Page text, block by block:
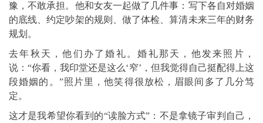
豫，不敢承担。他和女友一起做了几件事：写下各自对婚姻
的底线、约定吵架的规则、做了体检、算清未来三年的财务
规划。
去年秋天，他们办了婚礼。婚礼那天，他发来照片，
说：“你看，我印堂还是这么‘窄’，但我觉得自己挺配得上这
段婚姻的。”照片里，他笑得很放松，眉眼间多了几分笃
定。
这才是我希望你看到的“读脸方式”：不是拿镜子审判自己，